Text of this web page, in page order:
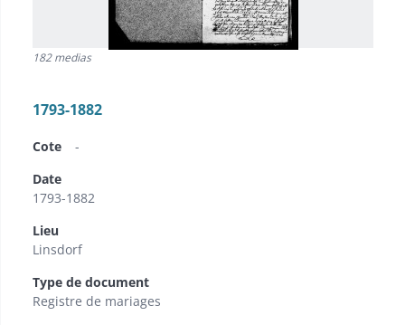
182 medias
1793-1882
Cote
-
Date
1793-1882
Lieu
Linsdorf
Type de document
Registre de mariages